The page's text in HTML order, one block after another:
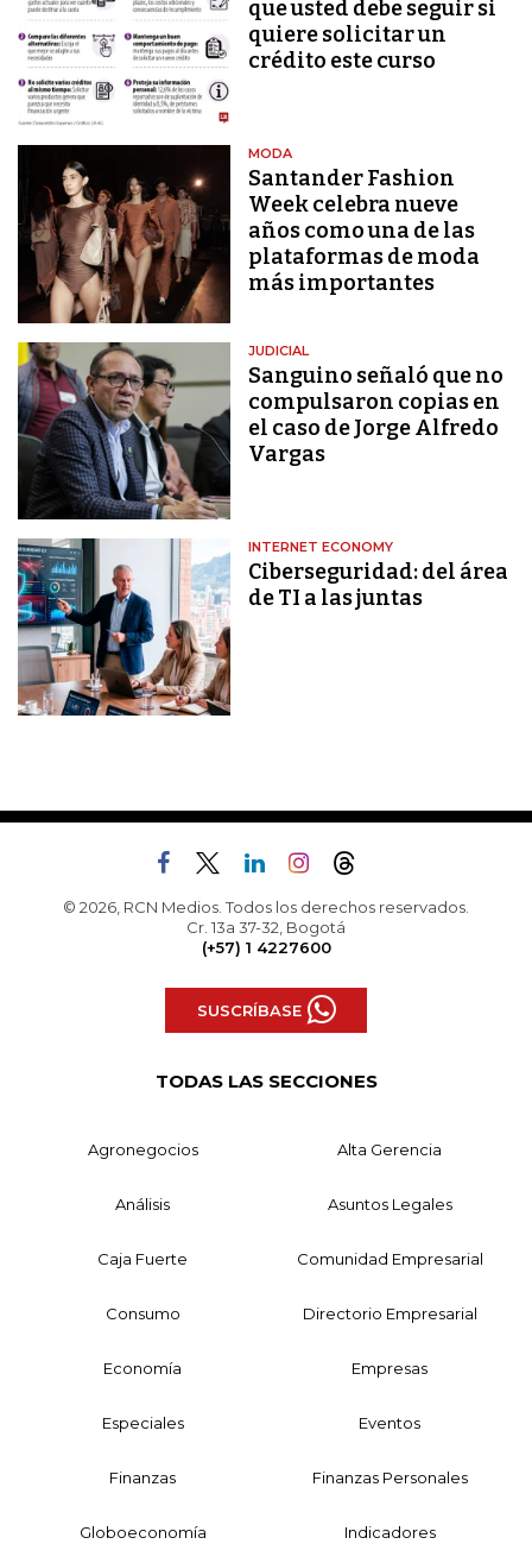
que usted debe seguir si
quiere solicitar un
crédito este curso
MODA
Santander Fashion
Week celebra nueve
años como una de las
plataformas de moda
más importantes
JUDICIAL
Sanguino señaló que no
compulsaron copias en
el caso de Jorge Alfredo
Vargas
INTERNET ECONOMY
Ciberseguridad: del área
de TI a las juntas
© 2026, RCN Medios. Todos los derechos reservados.
Cr. 13a 37-32, Bogotá
(+57) 1 4227600
SUSCRÍBASE
TODAS LAS SECCIONES
Agronegocios Alta Gerencia
Análisis Asuntos Legales
Caja Fuerte Comunidad Empresarial
Consumo Directorio Empresarial
Economía Empresas
Especiales Eventos
Finanzas Finanzas Personales
Globoeconomía Indicadores